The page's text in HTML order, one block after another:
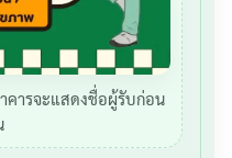
คารจะแสดงชื่อผู้รับก่อน